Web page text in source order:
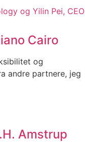
Cairo
og
andre partnere, jeg
Amstrup